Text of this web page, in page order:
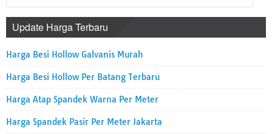
Update Harga Terbaru
Harga Besi Hollow Galvanis Murah
Harga Besi Hollow Per Batang Terbaru
Harga Atap Spandek Warna Per Meter
Harga Spandek Pasir Per Meter Jakarta